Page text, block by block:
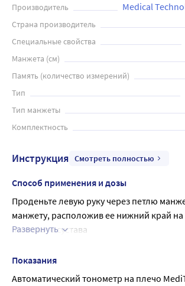
Производитель Medical
Страна производитель
Специальные свойства
Манжета (см)
Память (количество измерений)
Тип
Тип манжеты
Комплектность
Инструкция Смотреть полностью
Способ применения и дозы
Проденьте левую руку через петлю
манжету, расположив ее нижний край
локтевого сустава
"Велкро" - (липучка) будет на внешней
и металлическая скоба не будет касаться
Развернуть
Показания
Автоматический тонометр на плечо